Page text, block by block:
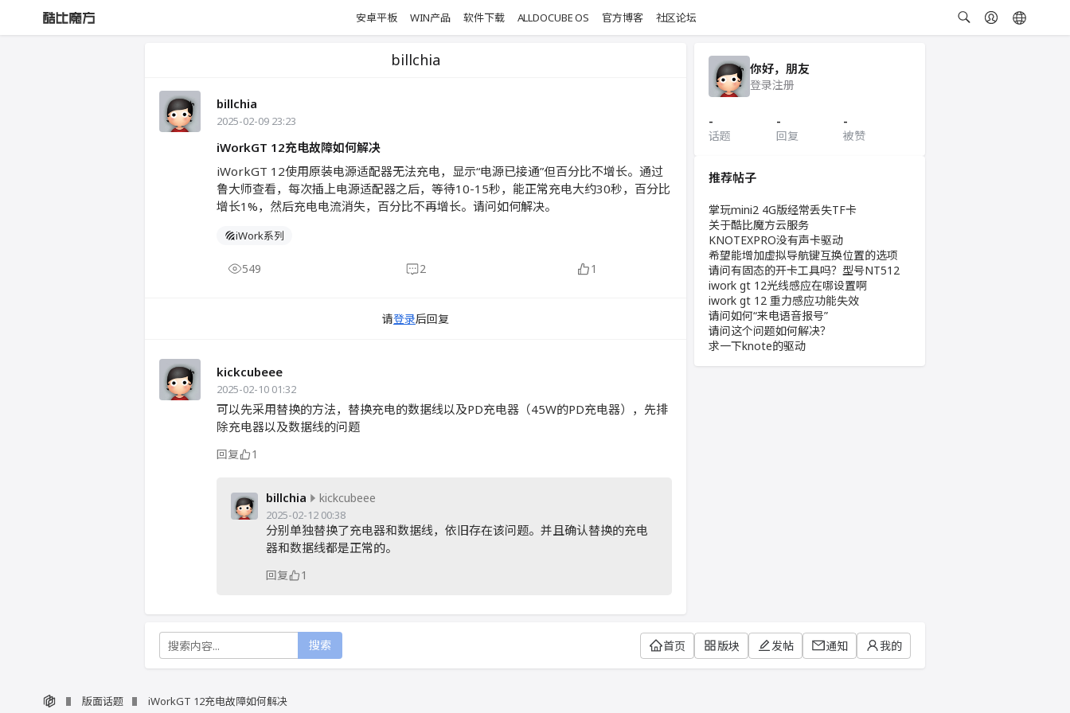
安卓平板 WIN产品 软件下载 ALLDOCUBE OS 官方博客 社区论坛
billchia
billchia
2025-02-09 23:23
iWorkGT 12充电故障如何解决
iWorkGT 12使用原装电源适配器无法充电，显示“电源已接通”但百分比不增长。通过
鲁大师查看，每次插上电源适配器之后，等待10-15秒，能正常充电大约30秒，百分比
增长1%，然后充电电流消失，百分比不再增长。请问如何解决。
iWork系列
549 2 1
请登录后回复
kickcubeee
2025-02-10 01:32
可以先采用替换的方法，替换充电的数据线以及PD充电器（45W的PD充电器），先排
除充电器以及数据线的问题
回复 1
billchia kickcubeee
2025-02-12 00:38
分别单独替换了充电器和数据线，依旧存在该问题。并且确认替换的充电
器和数据线都是正常的。
回复 1
你好，朋友
登录注册
-
话题
-
回复
-
被赞
推荐帖子
掌玩mini2 4G版经常丢失TF卡
关于酷比魔方云服务
KNOTEXPRO没有声卡驱动
希望能增加虚拟导航键互换位置的选项
请问有固态的开卡工具吗？型号NT512
iwork gt 12光线感应在哪设置啊
iwork gt 12 重力感应功能失效
请问如何“来电语音报号”
请问这个问题如何解决？
求一下knote的驱动
搜索 首页 版块 发帖 通知 我的
版面话题 iWorkGT 12充电故障如何解决